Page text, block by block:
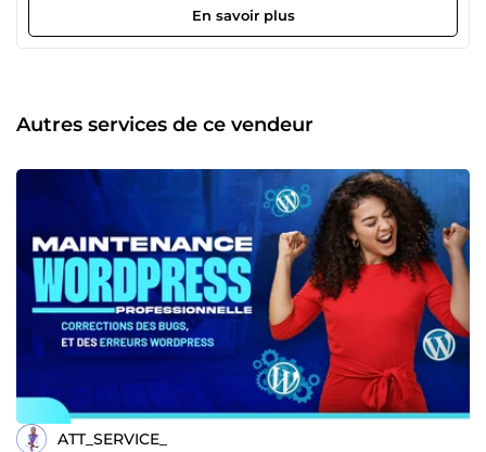
conversationnelle. 💻 Développement web : Création de
sites performants et réactifs. 📱 Création d’applications :
Stories, affiches, flyers, montage vidéo pour produits.
Depuis 2023 , je suis fier d’être le top vendeur sur ComeUp
de réseaux sociaux. Chez ATT SERVICE, nous mettons un
point d'honneur à l'innovation et à l'excellence 🚀,
garantissant des résultats concrets et de haute qualité ⭐.
Nous vous accompagnons dans tous vos projets, avec des
solutions efficaces et sur mesure.
En savoir plus
Autres services de ce vendeur
ATT_SERVICE_